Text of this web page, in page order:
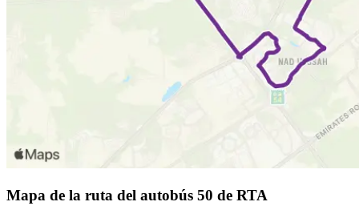
Mapa de la ruta del autobús 50 de RTA